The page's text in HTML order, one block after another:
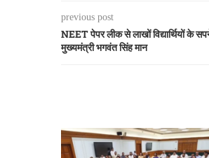
previous post
NEET पेपर लीक से लाखों विद्यार्थियों के
मुख्यमंत्री भगवंत सिंह मान